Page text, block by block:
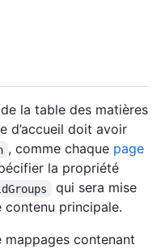
la table des matières
d’accueil doit avoir
, comme chaque page
la propriété
qui sera mise
contenu principale.
mappages contenant